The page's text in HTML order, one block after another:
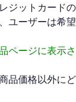
ジットカード
ユーザーは希
ージに表示さ
品価格以外に